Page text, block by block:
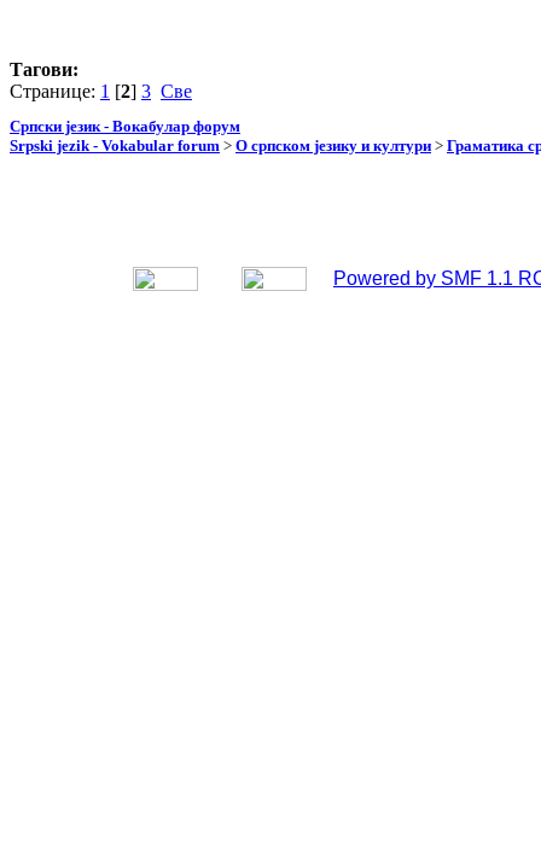
Тагови:
Странице: 1 [2] 3 Све
Српски језик - Вокабулар форум
Srpski jezik - Vokabular forum > О српском језику и култури > Граматика
Powered by SMF 1.1